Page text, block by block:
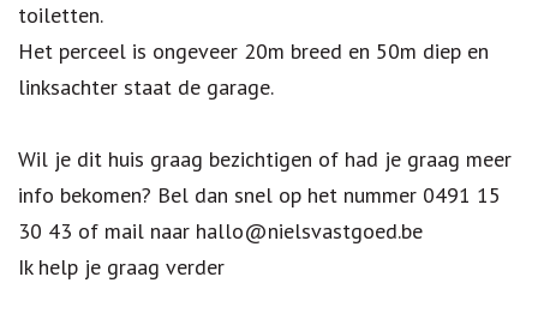
toiletten.
Het perceel is ongeveer 20m breed en 50m diep en
linksachter staat de garage.
Wil je dit huis graag bezichtigen of had je graag meer
info bekomen? Bel dan snel op het nummer 0491 15
30 43 of mail naar hallo@nielsvastgoed.be
Ik help je graag verder